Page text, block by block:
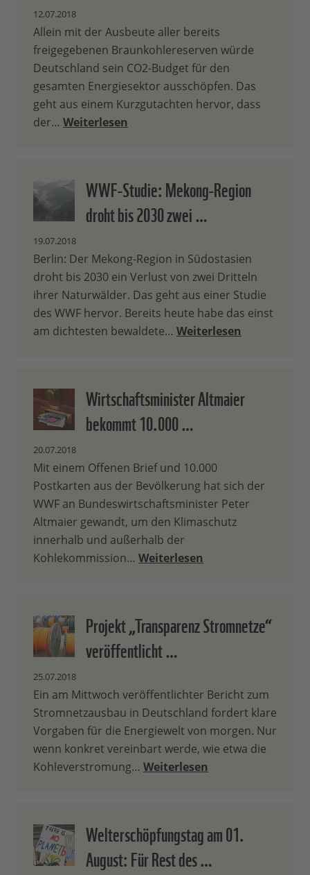
12.07.2018
Allein mit der Ausbeute aller bereits
freigegebenen Braunkohlereserven würde
Deutschland sein CO2-Budget für den
gesamten Energiesektor ausschöpfen. Das
geht aus einem Kurzgutachten hervor, dass
der… Weiterlesen
WWF-Studie: Mekong-Region
droht bis 2030 zwei …
19.07.2018
Berlin: Der Mekong-Region in Südostasien
droht bis 2030 ein Verlust von zwei Dritteln
ihrer Naturwälder. Das geht aus einer Studie
des WWF hervor. Bereits heute habe das einst
am dichtesten bewaldete… Weiterlesen
Wirtschaftsminister Altmaier
bekommt 10.000 …
20.07.2018
Mit einem Offenen Brief und 10.000
Postkarten aus der Bevölkerung hat sich der
WWF an Bundeswirtschaftsminister Peter
Altmaier gewandt, um den Klimaschutz
innerhalb und außerhalb der
Kohlekommission… Weiterlesen
Projekt „Transparenz Stromnetze“
veröffentlicht …
25.07.2018
Ein am Mittwoch veröffentlichter Bericht zum
Stromnetzausbau in Deutschland fordert klare
Vorgaben für die Energiewelt von morgen. Nur
wenn konkret vereinbart werde, wie etwa die
Kohleverstromung… Weiterlesen
Welterschöpfungstag am 01.
August: Für Rest des …